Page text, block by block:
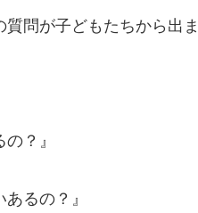
問が子どもたちから出ま
？』
るの？』